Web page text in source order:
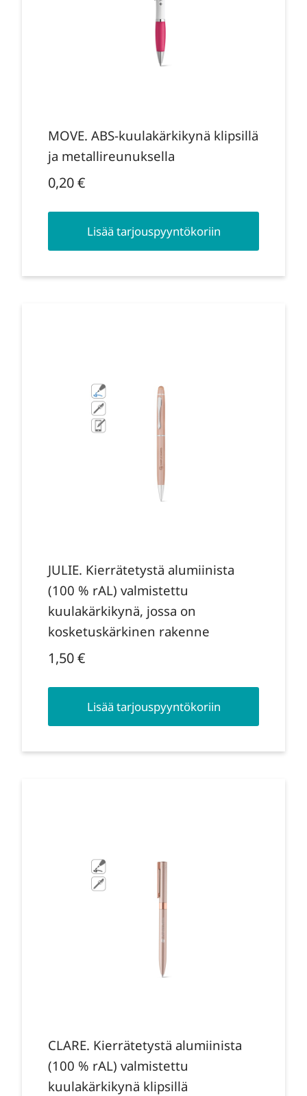
MOVE. ABS-kuulakärkikynä klipsillä
ja metallireunuksella
0,20€
Lisää tarjouspyyntökoriin
JULIE. Kierrätetystä alumiinista
(100 % rAL) valmistettu
kuulakärkikynä, jossa on
kosketuskärkinen rakenne
1,50€
Lisää tarjouspyyntökoriin
CLARE. Kierrätetystä alumiinista
(100 % rAL) valmistettu
kuulakärkikynä klipsillä